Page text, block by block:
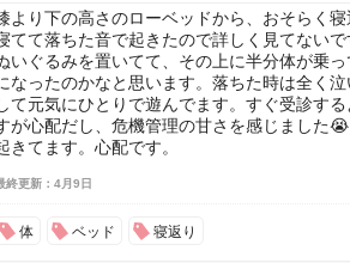
より下の高さのローベッドから、おそらく
てて落ちた音で起きたので詳しく見てない
いぐるみを置いてて、その上に半分体が乗
なったのかなと思います。落ちた時は全く
て元気にひとりで遊んでます。すぐ受診す
が心配だし、危機管理の甘さを感じました
きてます。心配です。
終更新：4月9日
体 ベッド 寝返り